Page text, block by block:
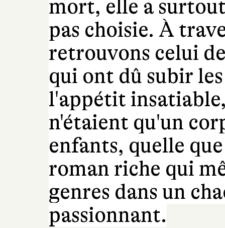
mort, elle a
pas choisie. À
retrouvons celui
qui ont dû subir
l'appétit
n'étaient qu'un
enfants, quelle
roman riche qui
genres dans un
passionnant.